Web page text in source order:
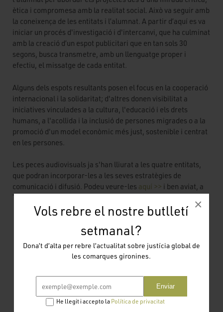
Vols rebre el nostre butlletí
setmanal?
Dona’t d’alta per rebre l’actualitat sobre justícia global de
les comarques gironines.
Enviar
He llegit i accepto la Política de privacitat
×
ètica i compromesa amb la realitat social. Això va seguir amb
la coneixença de les entitats i l’alumnat. A partir d’aquí es va
iniciar un procés d'investigació i d'intercanvi, que ha culminat
amb la creació d’un espot publicitari que en tan sols 30
segons, busca transmetre, amb un llenguatge proper i
efectiu, el missatge de cada entitat.
Alguns dels espots resultants posen el focus en la cooperació
internacional i la solidaritat; d'altres donen visibilitat a
iniciatives vinculades a la cultura, l'educació i els drets
humans, a l'acollida i la inclusió de persones migrades o a la
promoció d'un model econòmic més just, sostenible i centrat
en les persones.
Les peces audiovisuals ja s'han lliurat a les quatre entitats,
que podran incorporar-les a les seves estratègies de
comunicació i difusió. Podeu veure-les aquí >> i ben aviat, a
Televisió de Girona, durant aquest mes de juliol.